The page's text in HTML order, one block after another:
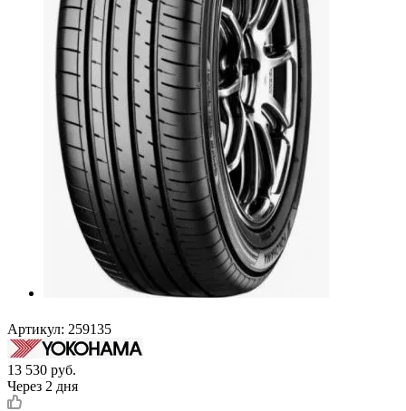
Артикул: 259135
13 530 руб.
Через 2 дня